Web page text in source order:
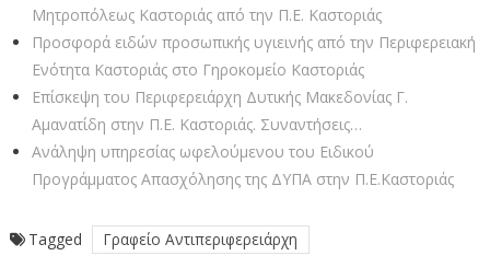
Μητροπόλεως Καστοριάς από την Π.Ε. Καστοριάς
Προσφορά ειδών προσωπικής υγιεινής από την Περιφερειακή
Ενότητα Καστοριάς στο Γηροκομείο Καστοριάς
Επίσκεψη του Περιφερειάρχη Δυτικής Μακεδονίας Γ.
Αμανατίδη στην Π.Ε. Καστοριάς. Συναντήσεις…
Ανάληψη υπηρεσίας ωφελούμενου του Ειδικού
Προγράμματος Απασχόλησης της ΔΥΠΑ στην Π.Ε.Καστοριάς
Tagged Γραφείο Αντιπεριφερειάρχη